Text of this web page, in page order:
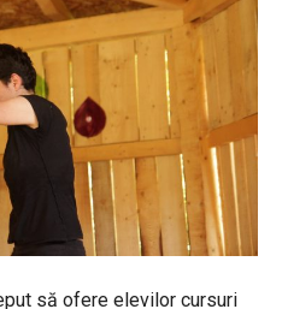
să ofere elevilor cursuri